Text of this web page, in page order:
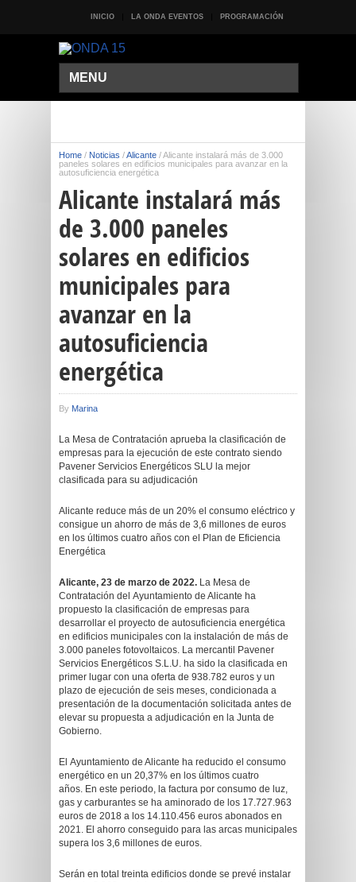
INICIO LA ONDA EVENTOS PROGRAMACIÓN
MENU
Home / Noticias /Alicante /Alicante instalará más de 3.000
paneles solares en edificios municipales para avanzar en la
autosuficiencia energética
Alicante instalará más
de 3.000 paneles
solares en edificios
municipales para
avanzar en la
autosuficiencia
energética
By Marina
La Mesa de Contratación aprueba la clasificación de
empresas para la ejecución de este contrato siendo
Pavener Servicios Energéticos SLU la mejor
clasificada para su adjudicación
Alicante reduce más de un 20% el consumo eléctrico y
consigue un ahorro de más de 3,6 millones de euros
en los últimos cuatro años con el Plan de Eficiencia
Energética
Alicante, 23 de marzo de 2022. La Mesa de
Contratación del Ayuntamiento de Alicante ha
propuesto la clasificación de empresas para
desarrollar el proyecto de autosuficiencia energética
en edificios municipales con la instalación de más de
3.000 paneles fotovoltaicos. La mercantil Pavener
Servicios Energéticos S.L.U. ha sido la clasificada en
primer lugar con una oferta de 938.782 euros y un
plazo de ejecución de seis meses, condicionada a
presentación de la documentación solicitada antes de
elevar su propuesta a adjudicación en la Junta de
Gobierno.
El Ayuntamiento de Alicante ha reducido el consumo
energético en un 20,37% en los últimos cuatro
años. En este periodo, la factura por consumo de luz,
gas y carburantes se ha aminorado de los 17.727.963
euros de 2018 a los 14.110.456 euros abonados en
2021. El ahorro conseguido para las arcas municipales
supera los 3,6 millones de euros.
Serán en total treinta edificios donde se prevé instalar